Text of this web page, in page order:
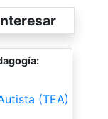
(TEA)